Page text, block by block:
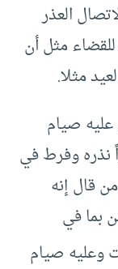
العذر
مثل أن
مثلا.
عليه صيام
نذره وفرط في
قال إنه
بما في
وعليه صيام